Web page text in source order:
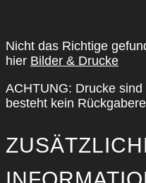
Nicht das Rich­ti­ge
hier Bil­der & Dru­cke
ACH­TUNG: Dru­cke
besteht kein